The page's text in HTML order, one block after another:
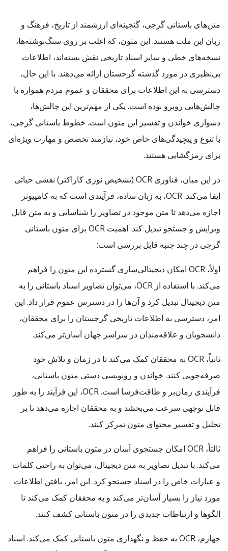
متن‌های باستانی گرجی، گنجینه‌ای ارزشمند از تاریخ، فرهنگ و
زبان این ملت هستند. این متون، که اغلب بر روی سنگ‌نوشته‌ها،
نسخه‌های خطی و سایر اسناد تاریخی نقش بسته‌اند، اطلاعات
بی‌نظیری در مورد گذشته گرجستان ارائه می‌دهند. با این حال،
دسترسی به این اطلاعات برای محققان و عموم مردم همواره با
چالش‌هایی روبرو بوده است. یکی از مهم‌ترین این چالش‌ها،
دشواری خواندن و تفسیر این متون است. خطوط باستانی گرجی،
با تنوع و پیچیدگی‌های خاص خود، نیازمند تخصص و مهارت ویژه‌ای
برای رمزگشایی هستند.
در این میان، فناوری OCR (تشخیص نوری کاراکتر) نقشی حیاتی
ایفا می‌کند. OCR، به زبان ساده، فرآیندی است که به کامپیوتر
اجازه می‌دهد تا متن موجود در تصاویر را شناسایی و به متن قابل
ویرایش و جستجو تبدیل کند. اهمیت OCR برای متون باستانی
گرجی در چند جنبه قابل بررسی است:
اولاً، OCR امکان دیجیتالی‌سازی گسترده این متون را فراهم
می‌کند. با استفاده از OCR، می‌توان تصاویر اسناد باستانی را به
متن دیجیتال تبدیل کرد و آن‌ها را در دسترس عموم قرار داد. این
امر، دسترسی به اطلاعات تاریخی گرجستان را برای محققان،
دانشجویان و علاقه‌مندان در سراسر جهان آسان‌تر می‌کند.
ثانیاً، OCR به محققان کمک می‌کند تا در زمان و تلاش خود
صرفه‌جویی کنند. خواندن و رونویسی دستی متون باستانی،
فرآیندی زمان‌بر و طاقت‌فرسا است. OCR، این فرآیند را به طور
قابل توجهی سرعت می‌بخشد و به محققان اجازه می‌دهد تا بر
تحلیل و تفسیر محتوای متون تمرکز کنند.
ثالثاً، OCR امکان جستجوی آسان در متون باستانی را فراهم
می‌کند. با تبدیل تصاویر به متن دیجیتال، می‌توان به راحتی کلمات
و عبارات خاص را در اسناد جستجو کرد. این امر، یافتن اطلاعات
مورد نیاز را بسیار آسان‌تر می‌کند و به محققان کمک می‌کند تا
الگوها و ارتباطات جدیدی را در متون باستانی کشف کنند.
چهارم، OCR به حفظ و نگهداری متون باستانی کمک می‌کند. اسناد